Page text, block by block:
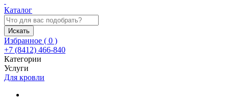
Каталог
Искать
Избранное ( 0 )
+7 (8412) 466-840
Категории
Услуги
Для кровли